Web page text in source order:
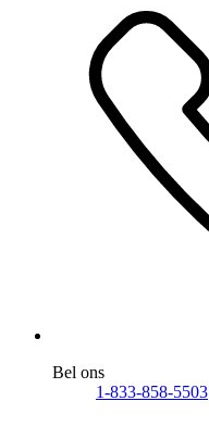
Bel ons
1-833-858-5503